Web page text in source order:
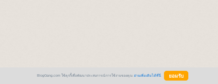
BlogGang.com ใช้คุกกี้เพื่อพัฒนาประสบการณ์การใช้งานของคุณ อ่านเพิ่มเติมได้ที่นี่